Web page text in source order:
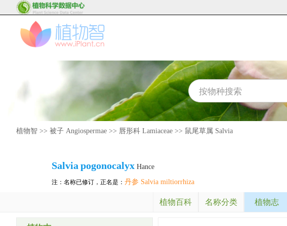
植物智 >> 被子 Angiospermae >> 唇形科 Lamiaceae >> 鼠尾草属 Salvia
Salvia pogonocalyx Hance
注：名称已修订，正名是： 丹参 Salvia miltiorrhiza
植物百科 名称分类 植物志